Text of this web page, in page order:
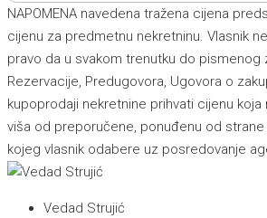
NAPOMENA navedena tražena cijena
cijenu za predmetnu nekretninu. Vlasnik
pravo da u svakom trenutku do pismenog
Rezervacije, Predugovora, Ugovora o
kupoprodaji nekretnine prihvati cijenu koja
viša od preporučene, ponuđenu od
kojeg vlasnik odabere uz posredovanje
Vedad Strujić